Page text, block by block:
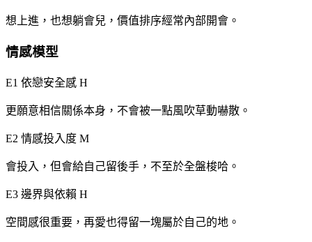
想上進，也想躺會兒，價值排序經常內部開會。
情感模型
E1 依戀安全感 H
更願意相信關係本身，不會被一點風吹草動嚇散。
E2 情感投入度 M
會投入，但會給自己留後手，不至於全盤梭哈。
E3 邊界與依賴 H
空間感很重要，再愛也得留一塊屬於自己的地。